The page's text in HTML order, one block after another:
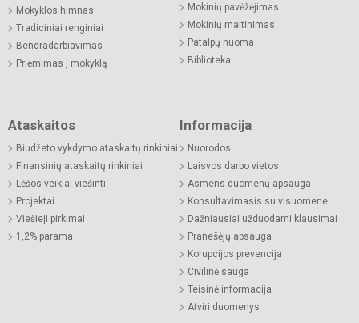
Mokyklos himnas
Tradiciniai renginiai
Bendradarbiavimas
Priėmimas į mokyklą
Mokinių pavėžėjimas
Mokinių maitinimas
Patalpų nuoma
Biblioteka
Ataskaitos
Biudžeto vykdymo ataskaitų rinkiniai
Finansinių ataskaitų rinkiniai
Lėšos veiklai viešinti
Projektai
Viešieji pirkimai
1,2% parama
Informacija
Nuorodos
Laisvos darbo vietos
Asmens duomenų apsauga
Konsultavimasis su visuomene
Dažniausiai užduodami klausimai
Pranešėjų apsauga
Korupcijos prevencija
Civilinė sauga
Teisinė informacija
Atviri duomenys